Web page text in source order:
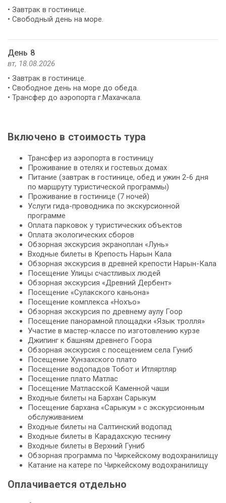
• Завтрак в гостинице.
• Свободный день на море.
День 8
вт, 18.08.2026
• Завтрак в гостинице.
• Свободное день на море до обеда.
• Трансфер до аэропорта г.Махачкала.
Включено в стоимость тура
Трансфер из аэропорта в гостиницу
Проживание в отелях и гостевых домах
Питание (завтрак в гостинице, обед и ужин 2-6 дня
по маршруту туристической программы)
Проживание в гостинице (7 ночей)
Услуги гида-проводника по экскурсионной
программе
Оплата парковок у туристических объектов
Оплата экологических сборов
Обзорная экскурсия экраноплан «Лунь»
Входные билеты в Крепость Нарын Кала
Обзорная экскурсия в древней крепости Нарын-Кала
Посещение Улицы счастливых людей
Обзорная экскурсия «Древний Дербент»
Посещение «Сулакского каньона»
Посещение комплекса «Нохъо»
Обзорная экскурсия по древнему аулу Гоор
Посещение панорамной площадки «Язык тролля»
Участие в мастер-классе по изготовлению курзе
Джипинг к башням древнего Гоора
Обзорная экскурсия с посещением села Гуниб
Посещение Хунзахского плато
Посещение водопадов Тобот и Итляртляр
Посещение плато Матлас
Посещение Матласской Каменной чаши
Входные билеты на Бархан Сарыкум
Посещение бархана «Сарыкум » с экскурсионным
обслуживанием
Входные билеты на Салтинский водопад
Входные билеты в Карадахскую теснину
Входные билеты в Верхний Гуниб
Обзорная программа по Чиркейскому водохранилищу
Катание на катере по Чиркейскому водохранилищу
Оплачивается отдельно